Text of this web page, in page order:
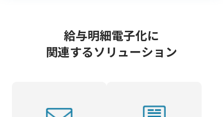
給与明細電子化に
関連するソリューション